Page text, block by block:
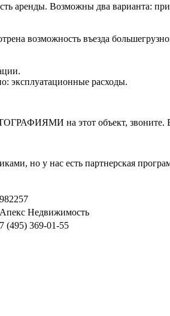
аренды. Возможны два варианта:
возможность въезда
эксплуатационные расходы.
на этот объект, звоните.
но у нас есть партнерская
982257
Апекс Недвижимость
7 (495) 369-01-55